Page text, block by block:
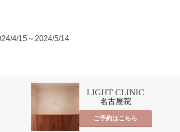
4/15～2024/5/14
LIGHT CLINIC
名古屋院
ご予約はこちら